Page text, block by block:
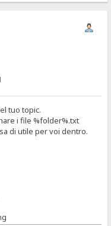
tuo topic.
i file %folder%.txt
di utile per voi dentro.